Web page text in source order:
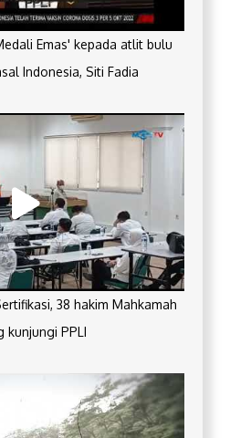
Emas' kepada atlit bulu
Indonesia, Siti Fadia
38 hakim Mahkamah
kunjungi PPLI